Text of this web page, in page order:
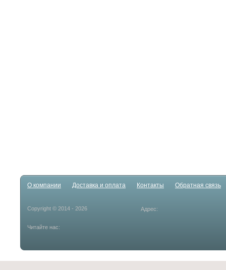
О компании Доставка и оплата Контакты Обратная связь
Copyright © 2014 - 2026
Читайте нас:
Адрес: